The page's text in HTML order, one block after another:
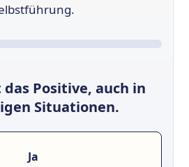
Positive, auch in
Situationen.
Ja